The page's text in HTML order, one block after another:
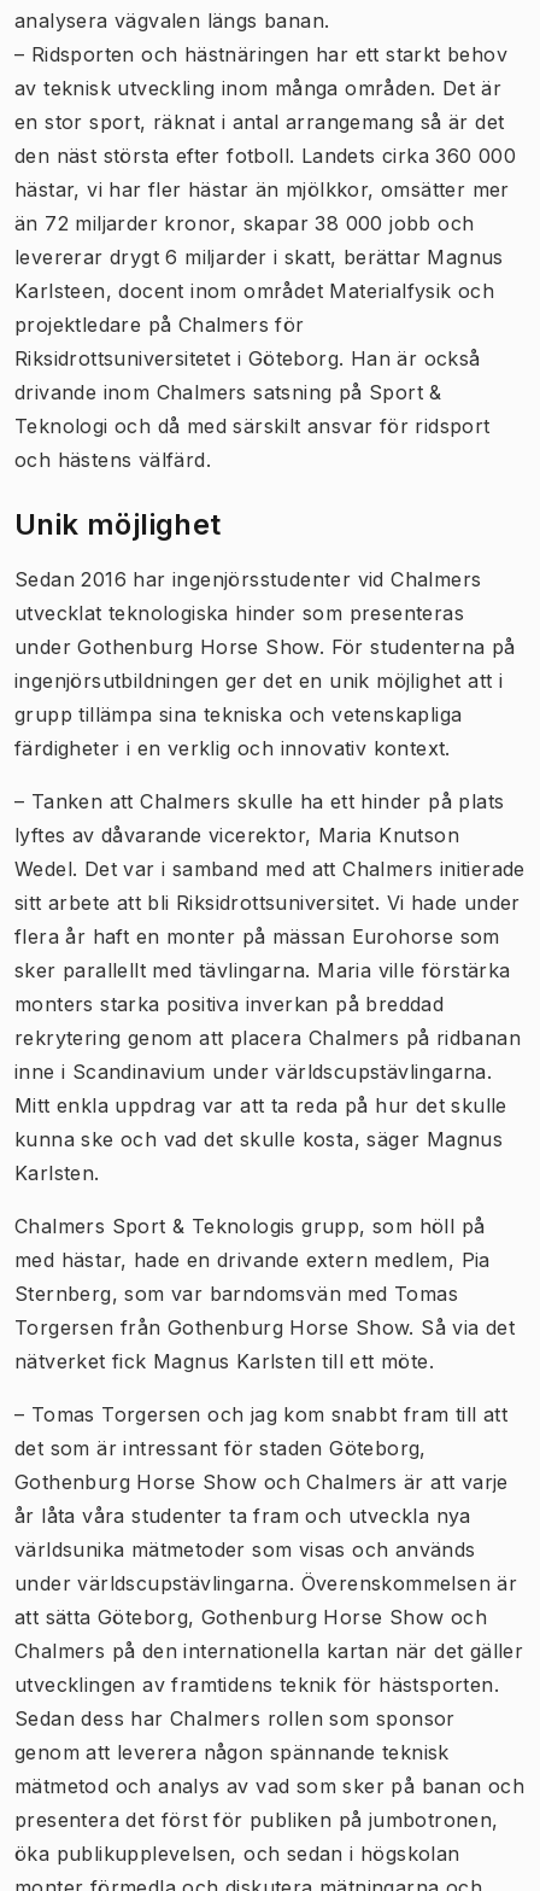
analysera vägvalen längs banan.
– Ridsporten och hästnäringen har ett starkt behov
av teknisk utveckling inom många områden. Det är
en stor sport, räknat i antal arrangemang så är det
den näst största efter fotboll. Landets cirka 360 000
hästar, vi har fler hästar än mjölkkor, omsätter mer
än 72 miljarder kronor, skapar 38 000 jobb och
levererar drygt 6 miljarder i skatt, berättar Magnus
Karlsteen, docent inom området Materialfysik och
projektledare på Chalmers för
Riksidrottsuniversitetet i Göteborg. Han är också
drivande inom Chalmers satsning på Sport &
Teknologi och då med särskilt ansvar för ridsport
och hästens välfärd.
Unik möjlighet
Sedan 2016 har ingenjörsstudenter vid Chalmers
utvecklat teknologiska hinder som presenteras
under Gothenburg Horse Show. För studenterna på
ingenjörsutbildningen ger det en unik möjlighet att i
grupp tillämpa sina tekniska och vetenskapliga
färdigheter i en verklig och innovativ kontext.
– Tanken att Chalmers skulle ha ett hinder på plats
lyftes av dåvarande vicerektor, Maria Knutson
Wedel. Det var i samband med att Chalmers initierade
sitt arbete att bli Riksidrottsuniversitet. Vi hade under
flera år haft en monter på mässan Eurohorse som
sker parallellt med tävlingarna. Maria ville förstärka
monters starka positiva inverkan på breddad
rekrytering genom att placera Chalmers på ridbanan
inne i Scandinavium under världscupstävlingarna.
Mitt enkla uppdrag var att ta reda på hur det skulle
kunna ske och vad det skulle kosta, säger Magnus
Karlsten.
Chalmers Sport & Teknologis grupp, som höll på
med hästar, hade en drivande extern medlem, Pia
Sternberg, som var barndomsvän med Tomas
Torgersen från Gothenburg Horse Show. Så via det
nätverket fick Magnus Karlsten till ett möte.
– Tomas Torgersen och jag kom snabbt fram till att
det som är intressant för staden Göteborg,
Gothenburg Horse Show och Chalmers är att varje
år låta våra studenter ta fram och utveckla nya
världsunika mätmetoder som visas och används
under världscupstävlingarna. Överenskommelsen är
att sätta Göteborg, Gothenburg Horse Show och
Chalmers på den internationella kartan när det gäller
utvecklingen av framtidens teknik för hästsporten.
Sedan dess har Chalmers rollen som sponsor
genom att leverera någon spännande teknisk
mätmetod och analys av vad som sker på banan och
presentera det först för publiken på jumbotronen,
öka publikupplevelsen, och sedan i högskolan